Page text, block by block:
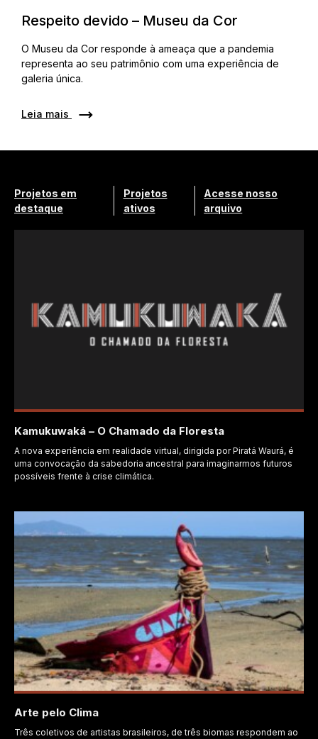
Respeito devido – Museu da Cor
O Museu da Cor responde à ameaça que a pandemia
representa ao seu patrimônio com uma experiência de
galeria única.
Leia mais
Projetos em
destaque
Projetos
ativos
Acesse nosso
arquivo
Kamukuwaká – O Chamado da Floresta
A nova experiência em realidade virtual, dirigida por Piratá Waurá, é
uma convocação da sabedoria ancestral para imaginarmos futuros
possíveis frente à crise climática.
Arte pelo Clima
Três coletivos de artistas brasileiros, de três biomas respondem ao